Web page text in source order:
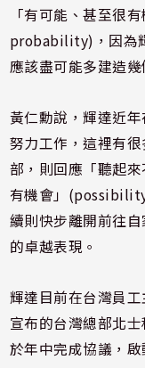
「有可能、甚至很
probability)，因為
應該盡可能多建造幾
黃仁勳說，輝達近
努力工作，這裡有
部，則回應「聽起
有機會」
續則快步離開前往
的卓越表現。
輝達目前在台灣員
宣布的台灣總部北
於年中完成協議，